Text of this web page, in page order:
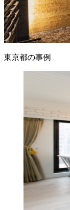
東京都の事例